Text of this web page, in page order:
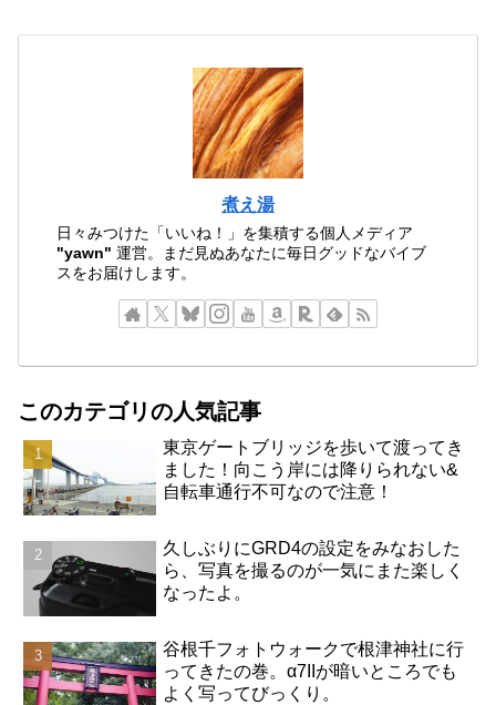
煮え湯
日々みつけた「いいね！」を集積する個人メディア
"yawn" 運営。まだ見ぬあなたに毎日グッドなバイブ
スをお届けします。
このカテゴリの人気記事
東京ゲートブリッジを歩いて渡ってき
ました！向こう岸には降りられない&
自転車通行不可なので注意！
久しぶりにGRD4の設定をみなおした
ら、写真を撮るのが一気にまた楽しく
なったよ。
谷根千フォトウォークで根津神社に行
ってきたの巻。α7IIが暗いところでも
よく写ってびっくり。